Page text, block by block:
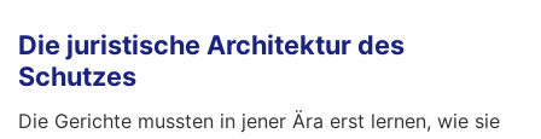
Die juristische Architektur des
Schutzes
Die Gerichte mussten in jener Ära erst lernen, wie sie